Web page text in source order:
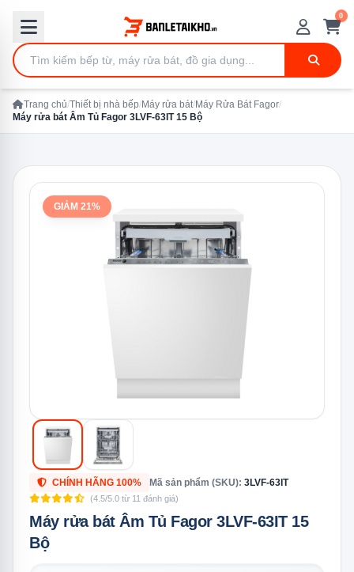
0
Trang chủ/Thiết bị nhà bếp/Máy rửa bát/Máy Rửa Bát Fagor/
Máy rửa bát Âm Tủ Fagor 3LVF-63IT 15 Bộ
GIẢM 21%
CHÍNH HÃNG 100% Mã sản phẩm (SKU): 3LVF-63IT
(4.5/5.0 từ 11 đánh giá)
Máy rửa bát Âm Tủ Fagor 3LVF-63IT 15
Bộ